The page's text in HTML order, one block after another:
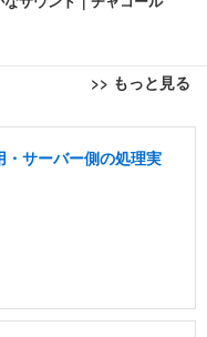
>> もっと見る
椅子 テレワーク 疲れな
コンパクト 約105度ロッ
転 座面昇降 強化ナイロ
ュ 在宅ワーク H-WY01
ア／デスクチェア メッシ
アムモニター | FlexScan
・USB Type-C・ホワ
ムモニター | FlexScan
300枚
シーツ 厚型 ワイド 42枚
サーバー側の処理実